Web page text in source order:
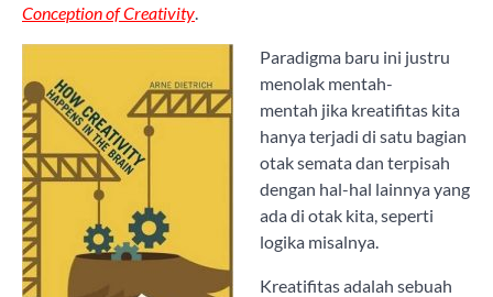
Conception of Creativity.
Paradigma baru ini justru
menolak mentah-
mentah jika kreatifitas kita
hanya terjadi di satu bagian
otak semata dan terpisah
dengan hal-hal lainnya yang
ada di otak kita, seperti
logika misalnya.
Kreatifitas adalah sebuah